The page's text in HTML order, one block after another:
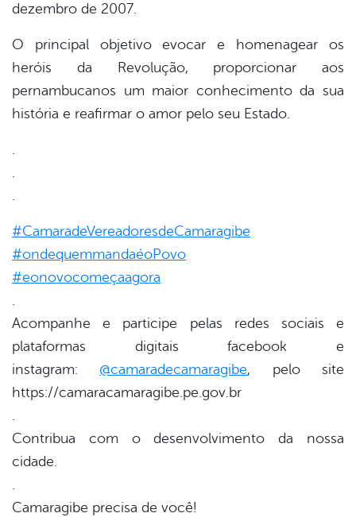
dezembro de 2007.
O principal objetivo evocar e homenagear os
heróis da Revolução, proporcionar aos
pernambucanos um maior conhecimento da sua
história e reafirmar o amor pelo seu Estado.
.
.
.
#CamaradeVereadoresdeCamaragibe
#ondequemmandaéoPovo
#eonovocomeçaagora
.
Acompanhe e participe pelas redes sociais e
plataformas digitais facebook e
instagram: @camaradecamaragibe, pelo site
https://camaracamaragibe.pe.gov.br
.
Contribua com o desenvolvimento da nossa
cidade.
.
Camaragibe precisa de você!